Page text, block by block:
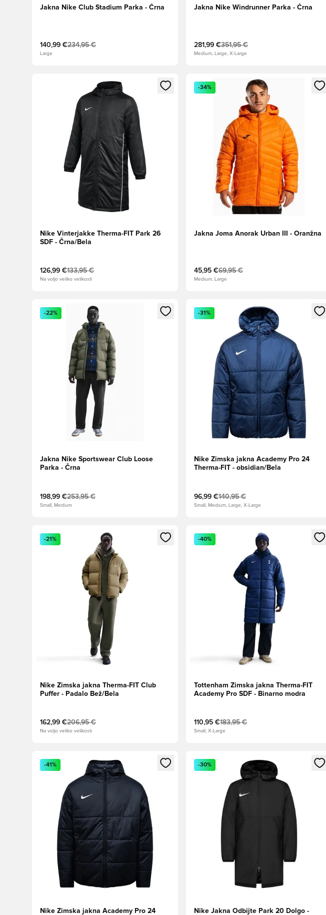
Jakna Nike Club Stadium Parka - Črna
140,99 €234,95 €
Large
Jakna Nike Windrunner Parka - Črna
281,99 €351,95 €
Medium, Large, X-Large
Odpre Modal za prijavo ali vpis kot član
Nike Vinterjakke Therma-FIT Park 26
SDF - Črna/Bela
126,99 €133,95 €
Na voljo veliko velikosti
Odpre Modal za prijavo ali vpis kot član
-34%
Jakna Joma Anorak Urban III - Oranžna
45,95 €69,95 €
Medium, Large
Odpre Modal za prijavo ali vpis kot član
-22%
Jakna Nike Sportswear Club Loose
Parka - Črna
198,99 €253,95 €
Small, Medium
Odpre Modal za prijavo ali vpis kot član
-31%
Nike Zimska jakna Academy Pro 24
Therma-FIT - obsidian/Bela
96,99 €140,95 €
Small, Medium, Large, X-Large
Odpre Modal za prijavo ali vpis kot član
-21%
Nike Zimska jakna Therma-FIT Club
Puffer - Padalo Bež/Bela
162,99 €206,95 €
Na voljo veliko velikosti
Odpre Modal za prijavo ali vpis kot član
-40%
Tottenham Zimska jakna Therma-FIT
Academy Pro SDF - Binarno modra
110,95 €183,95 €
Small, X-Large
Odpre Modal za prijavo ali vpis kot član
-41%
Nike Zimska jakna Academy Pro 24
Odpre Modal za prijavo ali vpis kot član
-30%
Nike Jakna Odbijte Park 20 Dolgo -